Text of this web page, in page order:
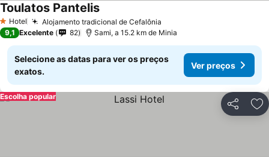
1 Estrelas
Hotel Alojamento tradicional de Cefalônia
Toulatos PantelisVer preços
9,1 Excelente 82 Sami, a 15.2 km de Minia
Selecione as datas para ver os preços
exatos.
Ver preços
Partilhar
Escolha popular